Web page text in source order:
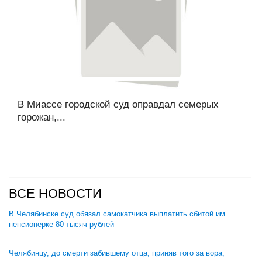
В Миассе городской суд оправдал семерых
горожан,...
ВСЕ НОВОСТИ
В Челябинске суд обязал самокатчика выплатить сбитой им
пенсионерке 80 тысяч рублей
Челябинцу, до смерти забившему отца, приняв того за вора,